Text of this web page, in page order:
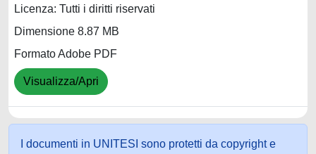
Licenza: Tutti i diritti riservati
Dimensione 8.87 MB
Formato Adobe PDF
Visualizza/Apri
I documenti in UNITESI sono protetti da copyright e